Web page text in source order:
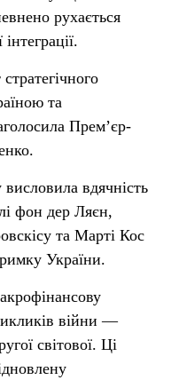
рухається
та
Прем’єр-
вдячність
фон дер Ляєн,
та Марті Кос
України.
війни —
світової. Ці